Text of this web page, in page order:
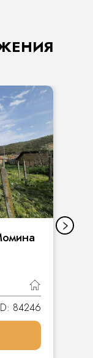
84246